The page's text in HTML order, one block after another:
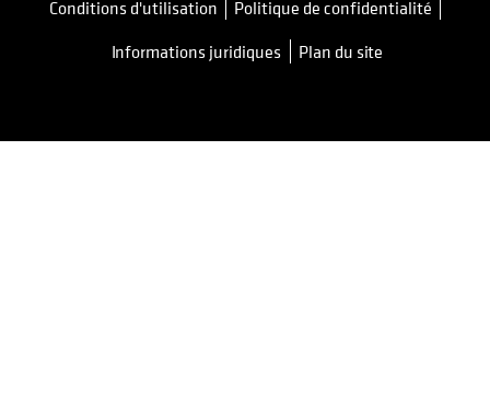
Conditions d'utilisation
Politique de confidentialité
Informations juridiques
Plan du site